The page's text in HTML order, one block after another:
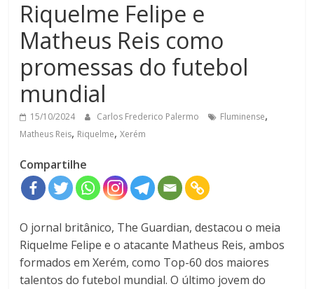
Riquelme Felipe e
Matheus Reis como
promessas do futebol
mundial
15/10/2024 Carlos Frederico Palermo Fluminense,
Matheus Reis, Riquelme,Xerém
Compartilhe
O jornal britânico, The Guardian, destacou o meia
Riquelme Felipe e o atacante Matheus Reis, ambos
formados em Xerém, como Top-60 dos maiores
talentos do futebol mundial. O último jovem do